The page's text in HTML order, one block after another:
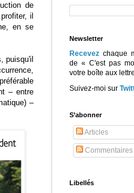
de
il
en se
puisqu'il
– entre
–
Newsletter
Recevez chaque
de « C'est pas
votre boîte aux
Suivez-moi sur
S’abonner
Articles
Commentaires
Libellés